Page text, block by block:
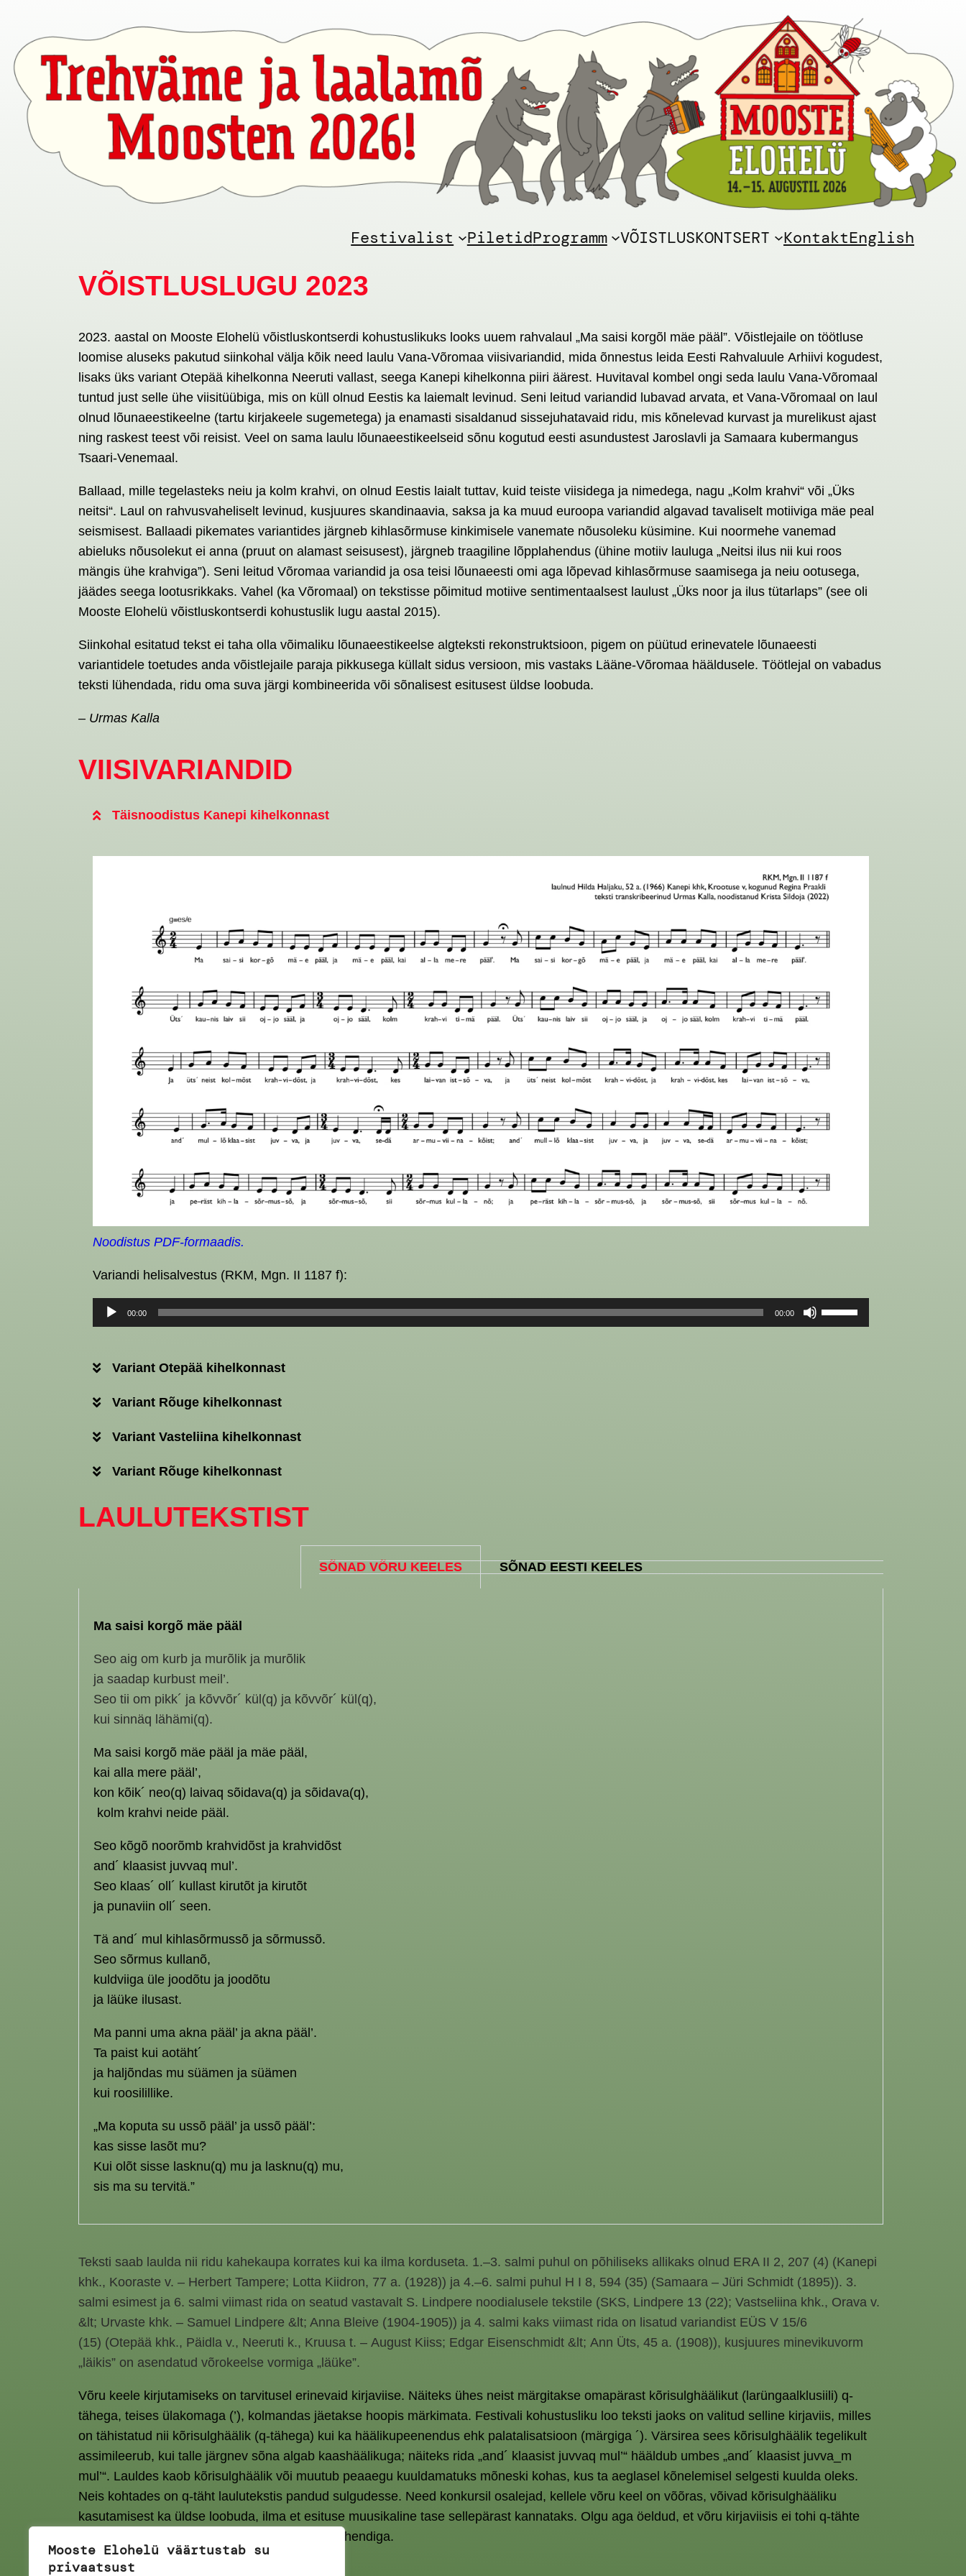
Mooste Elohelü väärtustab su
privaatsust
Festivalist PiletidProgramm VÕISTLUSKONTSERT KontaktEnglish
VÕISTLUSLUGU 2023
2023. aastal on Mooste Elohelü võistluskontserdi kohustuslikuks looks uuem rahvalaul „Ma saisi korgõl mäe pääl”. Võistlejaile on töötluse
loomise aluseks pakutud siinkohal välja kõik need laulu Vana-Võromaa viisivariandid, mida õnnestus leida Eesti Rahvaluule Arhiivi kogudest,
lisaks üks variant Otepää kihelkonna Neeruti vallast, seega Kanepi kihelkonna piiri äärest. Huvitaval kombel ongi seda laulu Vana-Võromaal
tuntud just selle ühe viisitüübiga, mis on küll olnud Eestis ka laiemalt levinud. Seni leitud variandid lubavad arvata, et Vana-Võromaal on laul
olnud lõunaeestikeelne (tartu kirjakeele sugemetega) ja enamasti sisaldanud sissejuhatavaid ridu, mis kõnelevad kurvast ja murelikust ajast
ning raskest teest või reisist. Veel on sama laulu lõunaeestikeelseid sõnu kogutud eesti asundustest Jaroslavli ja Samaara kubermangus
Tsaari-Venemaal.
Ballaad, mille tegelasteks neiu ja kolm krahvi, on olnud Eestis laialt tuttav, kuid teiste viisidega ja nimedega, nagu „Kolm krahvi“ või „Üks
neitsi“. Laul on rahvusvaheliselt levinud, kusjuures skandinaavia, saksa ja ka muud euroopa variandid algavad tavaliselt motiiviga mäe peal
seismisest. Ballaadi pikemates variantides järgneb kihlasõrmuse kinkimisele vanemate nõusoleku küsimine. Kui noormehe vanemad
abieluks nõusolekut ei anna (pruut on alamast seisusest), järgneb traagiline lõpplahendus (ühine motiiv lauluga „Neitsi ilus nii kui roos
mängis ühe krahviga”). Seni leitud Võromaa variandid ja osa teisi lõunaeesti omi aga lõpevad kihlasõrmuse saamisega ja neiu ootusega,
jäädes seega lootusrikkaks. Vahel (ka Võromaal) on tekstisse põimitud motiive sentimentaalsest laulust „Üks noor ja ilus tütarlaps” (see oli
Mooste Elohelü võistluskontserdi kohustuslik lugu aastal 2015).
Siinkohal esitatud tekst ei taha olla võimaliku lõunaeestikeelse algteksti rekonstruktsioon, pigem on püütud erinevatele lõunaeesti
variantidele toetudes anda võistlejaile paraja pikkusega küllalt sidus versioon, mis vastaks Lääne-Võromaa hääldusele. Töötlejal on vabadus
teksti lühendada, ridu oma suva järgi kombineerida või sõnalisest esitusest üldse loobuda.
– Urmas Kalla
VIISIVARIANDID
Täisnoodistus Kanepi kihelkonnast
Noodistus PDF-formaadis.
Variandi helisalvestus (RKM, Mgn. II 1187 f):
Audioesitaja
00:00 00:00
Helitugevuse
suurendamiseks
Variant Otepää kihelkonnast
Variant Rõuge kihelkonnast
Variant Vasteliina kihelkonnast
Variant Rõuge kihelkonnast
LAULUTEKSTIST
SÕNAD VÕRU KEELES SÕNAD EESTI KEELES
Ma saisi korgõ mäe pääl
Seo aig om kurb ja murõlik ja murõlik
ja saadap kurbust meil’.
Seo tii om pikk´ ja kõvvõr´ kül(q) ja kõvvõr´ kül(q),
kui sinnäq lähämi(q).
Ma saisi korgõ mäe pääl ja mäe pääl,
kai alla mere pääl’,
kon kõik´ neo(q) laivaq sõidava(q) ja sõidava(q),
kolm krahvi neide pääl.
Seo kõgõ noorõmb krahvidõst ja krahvidõst
and´ klaasist juvvaq mul’.
Seo klaas´ oll´ kullast kirutõt ja kirutõt
ja punaviin oll´ seen.
Tä and´ mul kihlasõrmussõ ja sõrmussõ.
Seo sõrmus kullanõ,
kuldviiga üle joodõtu ja joodõtu
ja läüke ilusast.
Ma panni uma akna pääl’ ja akna pääl’.
Ta paist kui aotäht´
ja haljõndas mu süämen ja süämen
kui roosilillike.
„Ma koputa su ussõ pääl’ ja ussõ pääl’:
kas sisse lasõt mu?
Kui olõt sisse lasknu(q) mu ja lasknu(q) mu,
sis ma su tervitä.”
Teksti saab laulda nii ridu kahekaupa korrates kui ka ilma korduseta. 1.–3. salmi puhul on põhiliseks allikaks olnud ERA II 2, 207 (4) (Kanepi
khk., Kooraste v. – Herbert Tampere; Lotta Kiidron, 77 a. (1928)) ja 4.–6. salmi puhul H I 8, 594 (35) (Samaara – Jüri Schmidt (1895)). 3.
salmi esimest ja 6. salmi viimast rida on seatud vastavalt S. Lindpere noodialusele tekstile (SKS, Lindpere 13 (22); Vastseliina khk., Orava v.
&lt; Urvaste khk. – Samuel Lindpere &lt; Anna Bleive (1904-1905)) ja 4. salmi kaks viimast rida on lisatud variandist EÜS V 15/6
(15) (Otepää khk., Päidla v., Neeruti k., Kruusa t. – August Kiiss; Edgar Eisenschmidt &lt; Ann Üts, 45 a. (1908)), kusjuures minevikuvorm
„läikis” on asendatud võrokeelse vormiga „läüke”.
Võru keele kirjutamiseks on tarvitusel erinevaid kirjaviise. Näiteks ühes neist märgitakse omapärast kõrisulghäälikut (larüngaalklusiili) q-
tähega, teises ülakomaga (’), kolmandas jäetakse hoopis märkimata. Festivali kohustusliku loo teksti jaoks on valitud selline kirjaviis, milles
on tähistatud nii kõrisulghäälik (q-tähega) kui ka häälikupeenendus ehk palatalisatsioon (märgiga ´). Värsirea sees kõrisulghäälik tegelikult
assimileerub, kui talle järgnev sõna algab kaashäälikuga; näiteks rida „and´ klaasist juvvaq mul’“ hääldub umbes „and´ klaasist juvva_m
mul’“. Lauldes kaob kõrisulghäälik või muutub peaaegu kuuldamatuks mõneski kohas, kus ta aeglasel kõnelemisel selgesti kuulda oleks.
Neis kohtades on q-täht laulutekstis pandud sulgudesse. Need konkursil osalejad, kellele võru keel on võõras, võivad kõrisulghääliku
kasutamisest ka üldse loobuda, ilma et esituse muusikaline tase sellepärast kannataks. Olgu aga öeldud, et võru kirjaviisis ei tohi q-tähte
hääldada k- häälikuga ega ku- või kv- häälikuühendiga.
– Urmas Kalla